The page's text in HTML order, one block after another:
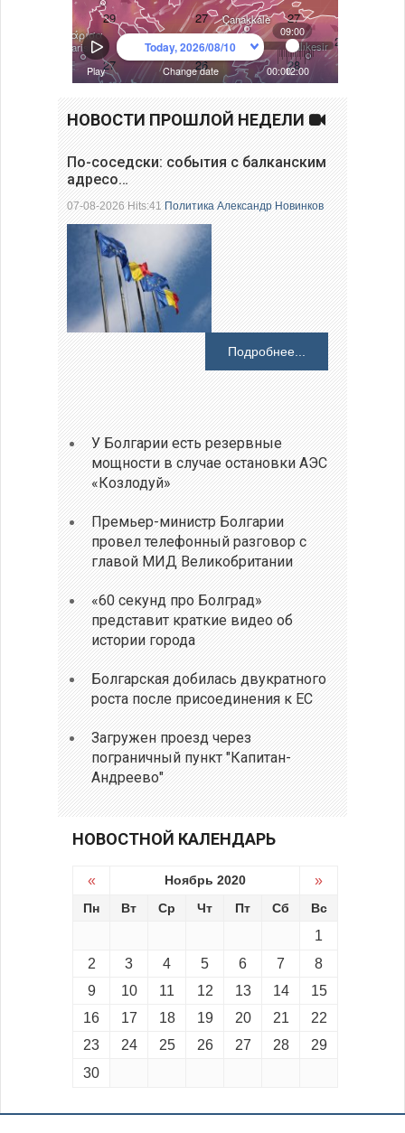
НОВОСТИ ПРОШЛОЙ НЕДЕЛИ
По-соседски: события с балканским
адресо…
07-08-2026 Hits:41Политика Александр Новинков
Подробнее...
У Болгарии есть резервные
мощности в случае остановки АЭС
«Козлодуй»
Премьер-министр Болгарии
провел телефонный разговор с
главой МИД Великобритании
«60 секунд про Болград»
представит краткие видео об
истории города
Болгарская добилась двукратного
роста после присоединения к ЕС
Загружен проезд через
пограничный пункт "Капитан-
Андреево"
НОВОСТНОЙ КАЛЕНДАРЬ
« Ноябрь 2020 »
Пн Вт Ср Чт Пт Сб Вс
1
2
3 4 5 6 7
8
9
10 11 12 13 14
15
16
17 18 19 20 21
22
23
24 25 26 27 28
29
30